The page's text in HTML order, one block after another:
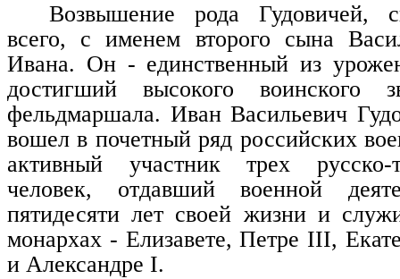
Возвышение рода Гудовичей,
всего, с именем второго сына
Ивана. Он - единственный из
достигший высокого воинского
фельдмаршала. Иван Васильевич
вошел в почетный ряд российских
активный участник трех русско-
человек, отдавший военной
пятидесяти лет своей жизни и
монархах - Елизавете, Петре III,
и Александре I.